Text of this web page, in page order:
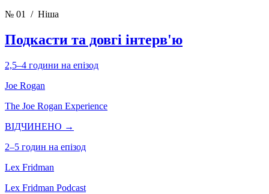
№ 01
/ Ніша
Подкасти та довгі інтерв'ю
2,5–4 години на епізод
Joe Rogan
The Joe Rogan Experience
ВІДЧИНЕНО →
2–5 годин на епізод
Lex Fridman
Lex Fridman Podcast